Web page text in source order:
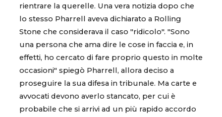
rientrare la querelle. Una vera notizia dopo che
lo stesso Pharrell aveva dichiarato a Rolling
Stone che considerava il caso "ridicolo". "Sono
una persona che ama dire le cose in faccia e, in
effetti, ho cercato di fare proprio questo in molte
occasioni" spiegò Pharrell, allora deciso a
proseguire la sua difesa in tribunale. Ma carte e
avvocati devono averlo stancato, per cui è
probabile che si arrivi ad un più rapido accordo